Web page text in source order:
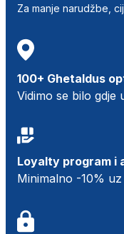
Za manje narudžbe,
100+ Ghetaldus
Vidimo se bilo gdje
Loyalty program i
Minimalno -10%